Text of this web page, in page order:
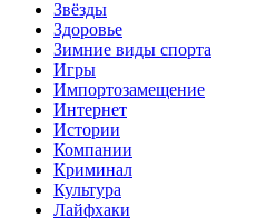
Звёзды
Здоровье
Зимние виды спорта
Игры
Импортозамещение
Интернет
Истории
Компании
Криминал
Культура
Лайфхаки